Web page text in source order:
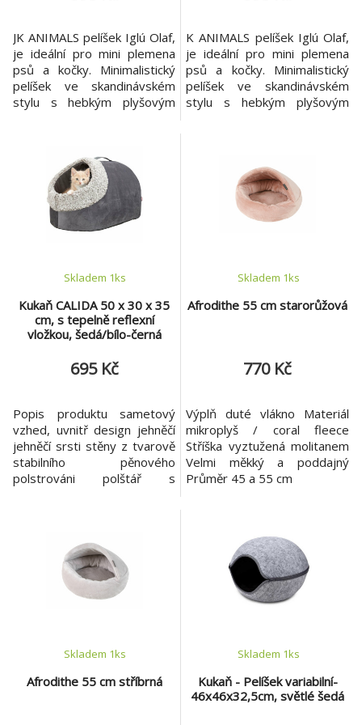
JK ANIMALS pelíšek Iglú Olaf,
je ideální pro mini plemena
psů a kočky. Minimalistický
pelíšek ve skandinávském
stylu s hebkým plyšovým
elegantně zapadne do
každého interiéru. Pro kočky
navíc představuje ideální
skrýš, kde se budou cítit
bezpečně a v klidu. ❤️ P
K ANIMALS pelíšek Iglú Olaf,
je ideální pro mini plemena
psů a kočky. Minimalistický
pelíšek ve skandinávském
stylu s hebkým plyšovým
elegantně zapadne do
každého interiéru. Pro kočky
navíc představuje ideální
skrýš, kde se budou cítit
Kukaň CALIDA 50 x 30 x 35
cm, s tepelně reflexní
vložkou, šedá/bílo-černá
Skladem 1ks
695 Kč
Popis produktu sametový
vzhed, uvnitř design jehněčí
jehněčí srsti stěny z tvarově
stabilního pěnového
polstrováni polštář s
rozměry: 50 x 30 x 35 cm
Afrodithe 55 cm starorůžová
Skladem 1ks
770 Kč
Výplň duté vlákno Materiál
mikroplyš / coral fleece
Stříška vyztužená molitanem
Velmi měkký a poddajný
Průměr 45 a 55 cm
Afrodithe 55 cm stříbrná
Skladem 1ks
Kukaň - Pelíšek variabilní-
46x46x32,5cm, světlé šedá
Skladem 1ks